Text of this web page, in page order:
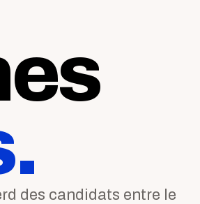
des candidats entre le